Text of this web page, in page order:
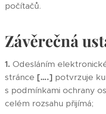
počítačů.
Závěrečná
1. Odesláním
stránce [….] potvrzuje
s podmínkami ochrany
celém rozsahu přijímá;